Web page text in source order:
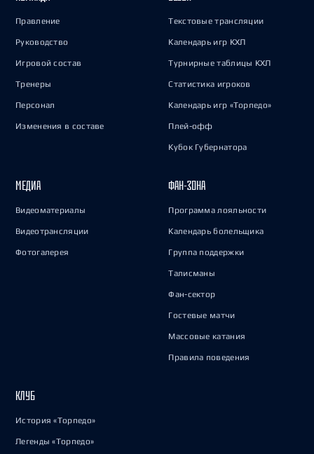
Правление
Руководство
Игровой состав
Тренеры
Персонал
Изменения в составе
Текстовые трансляции
Календарь игр КХЛ
Турнирные таблицы КХЛ
Статистика игроков
Календарь игр «Торпедо»
Плей-офф
Кубок Губернатора
МЕДИА
Видеоматериалы
Видеотрансляции
Фотогалерея
ФАН-ЗОНА
Программа лояльности
Календарь болельщика
Группа поддержки
Талисманы
Фан-сектор
Гостевые матчи
Массовые катания
Правила поведения
КЛУБ
История «Торпедо»
Легенды «Торпедо»